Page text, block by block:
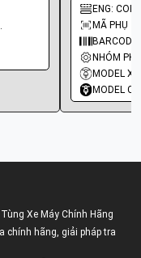
SƯỜN
ENG: COIL
MÃ PHỤ
MODEL
MODEL
Xe Máy Chính Hãng
chính hãng, giải pháp tra